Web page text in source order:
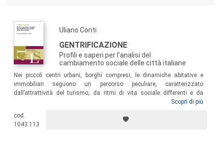
Uliano Conti
GENTRIFICAZIONE
Profili e saperi per l’analisi del
cambiamento sociale delle città italiane
Nei piccoli centri urbani, borghi compresi, le dinamiche abitative e
immobiliari seguono un percorso peculiare, caratterizzato
dall’attrattività del turismo, da ritmi di vita sociale differenti e da
diversi rapporti tra le opportunità di sviluppo socioeconomico e le
Trieste, Terni, Perugia e il Salento, che coinvolgono il senso di
comunità e la necessità di cercare opportunità riferendosi a realtà
Scopri di più
cod.
1043.113